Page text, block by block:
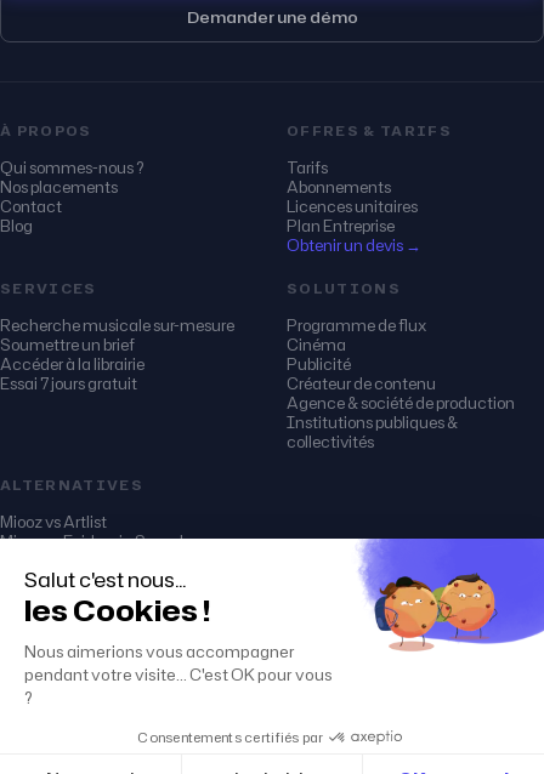
Demander une démo
À PROPOS
Qui sommes-nous ?
Nos placements
Contact
Blog
OFFRES & TARIFS
Tarifs
Abonnements
Licences unitaires
Plan Entreprise
Obtenir un devis →
SERVICES
Recherche musicale sur-mesure
Soumettre un brief
Accéder à la librairie
Essai 7 jours gratuit
SOLUTIONS
Programme de flux
Cinéma
Publicité
Créateur de contenu
Agence & société de production
Institutions publiques &
collectivités
ALTERNATIVES
Miooz vs Artlist
Miooz vs Epidemic Sound
Miooz vs Soundstripe
Miooz vs PremiumBeat
Miooz vs Musicbed
© 2026 miooz (musique & music)